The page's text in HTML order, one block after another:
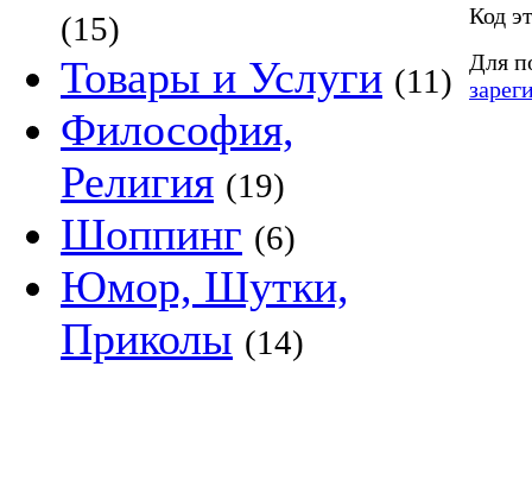
(15)
Товары и Услуги (11)
Философия,
Религия (19)
Шоппинг (6)
Юмор, Шутки,
Приколы (14)
Код
Для